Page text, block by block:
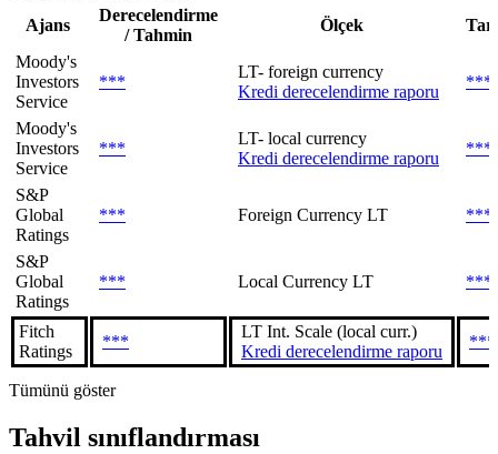
Ajans
Derecelendirme
/ Tahmin
Ölçek
Moody's
Investors
Service
***
LT- foreign currency
Kredi derecelendirme raporu
***
Moody's
Investors
Service
***
LT- local currency
Kredi derecelendirme raporu
***
S&P
Global
Ratings
*** Foreign Currency LT ***
S&P
Global
Ratings
*** Local Currency LT ***
Fitch
Ratings
***
LT Int. Scale (local curr.)
Kredi derecelendirme raporu
***
Tümünü göster
Tahvil sınıflandırması